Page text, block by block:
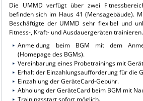
Die UMMD verfügt über zwei
befinden sich im Haus 41 (Mensagebäude).
Beschäftigte der UMMD sehr flexibel und
Fitness-, Kraft- und Ausdauergeräten trainieren.
Anmeldung beim BGM mit dem
(Homepage des BGMs).
Vereinbarung eines Probetrainings mit
Erhalt der Einzahlungsaufforderung für die
Einzahlung der GeräteCard-Gebühr.
Abholung der GeräteCard beim BGM mit